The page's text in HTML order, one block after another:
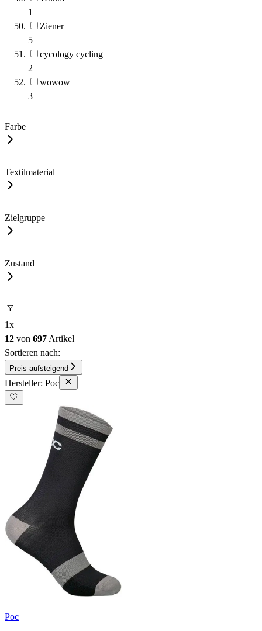
1
Ziener
5
cycology cycling
2
wowow
3
Farbe
Textilmaterial
Zielgruppe
Zustand
1x
12 von 697 Artikel
Sortieren nach:
Preis aufsteigend
Hersteller: Poc
Poc